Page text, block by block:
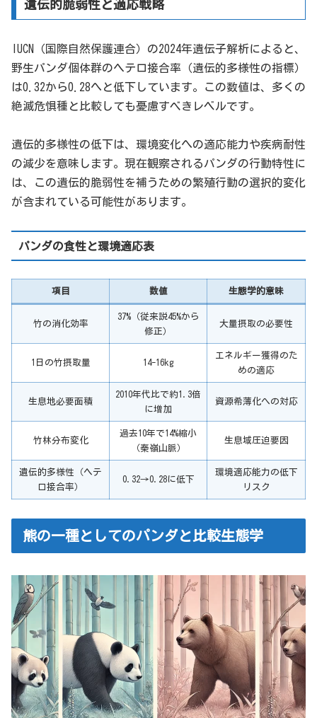
遺伝的脆弱性と適応戦略
IUCN（国際自然保護連合）の2024年遺伝子解析によると、
野生パンダ個体群のヘテロ接合率（遺伝的多様性の指標）
は0.32から0.28へと低下しています。この数値は、多くの
絶滅危惧種と比較しても憂慮すべきレベルです。
遺伝的多様性の低下は、環境変化への適応能力や疾病耐性
の減少を意味します。現在観察されるパンダの行動特性に
は、この遺伝的脆弱性を補うための繁殖行動の選択的変化
が含まれている可能性があります。
パンダの食性と環境適応表
項目 数値 生態学的意味
竹の消化効率
37%（従来説45%から
修正）
大量摂取の必要性
1日の竹摂取量 14-16kg
エネルギー獲得のた
めの適応
生息地必要面積
2010年代比で約1.3倍
に増加
資源希薄化への対応
竹林分布変化
過去10年で14%縮小
（秦嶺山脈）
生息域圧迫要因
遺伝的多様性（ヘテ
ロ接合率）
0.32→0.28に低下
環境適応能力の低下
リスク
熊の一種としてのパンダと比較生態学